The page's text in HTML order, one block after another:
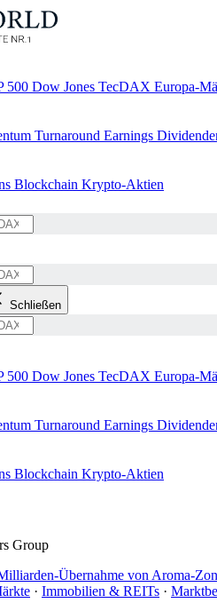
500 Dow Jones TecDAX Europa-
Turnaround Earnings
Blockchain Krypto-Aktien
Schließen
500 Dow Jones TecDAX Europa-
Turnaround Earnings
Blockchain Krypto-Aktien
Group
Übernahme von Aroma-
· Immobilien & REITs ·